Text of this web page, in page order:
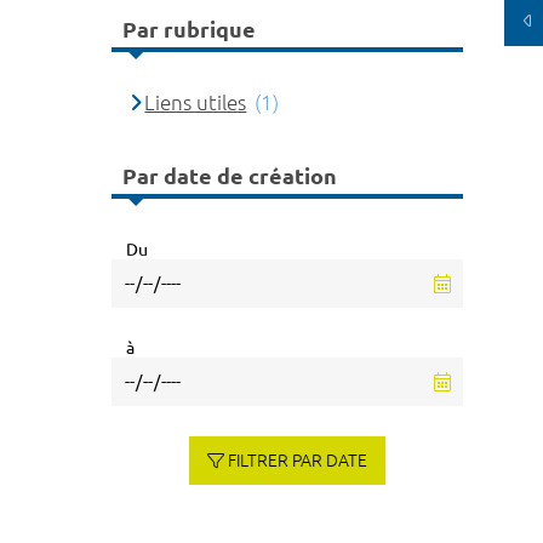
Par rubrique
Liens utiles (1)
Par date de création
Du
à
FILTRER PAR DATE